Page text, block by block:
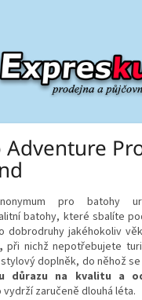
Adventure
pro batohy
batohy, které sbalíte
dobrodruhy jakéhokoliv
při nichž nepotřebujete
doplněk, do něhož
důrazu na kvalitu a
vydrží zaručeně dlouhá léta.